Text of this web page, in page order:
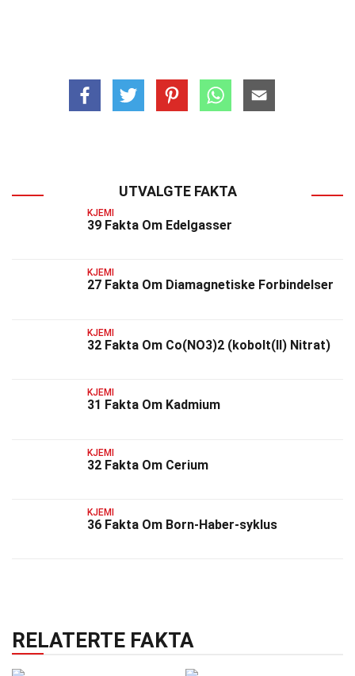
UTVALGTE FAKTA
KJEMI
39 Fakta Om Edelgasser
KJEMI
27 Fakta Om Diamagnetiske Forbindelser
KJEMI
32 Fakta Om Co(NO3)2 (kobolt(II) Nitrat)
KJEMI
31 Fakta Om Kadmium
KJEMI
32 Fakta Om Cerium
KJEMI
36 Fakta Om Born-Haber-syklus
RELATERTE FAKTA